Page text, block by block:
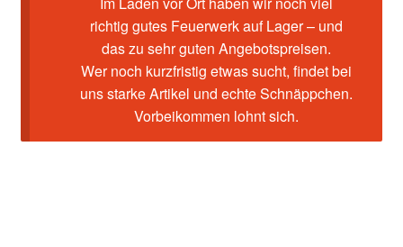
richtig gutes Feuerwerk auf Lager – und
das zu sehr guten Angebotspreisen.
Wer noch kurzfristig etwas sucht, findet bei
uns starke Artikel und echte Schnäppchen.
Vorbeikommen lohnt sich.